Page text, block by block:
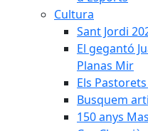
Cultura
Sant Jordi
El gegantó
Planas Mir
Els
Busquem
150 anys